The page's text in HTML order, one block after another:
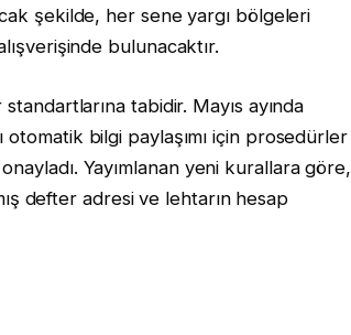
şekilde, her sene yargı bölgeleri
bulunacaktır.
tabidir. Mayıs ayında
bilgi paylaşımı için prosedürler
Yayımlanan yeni kurallara göre,
defter adresi ve lehtarın hesap